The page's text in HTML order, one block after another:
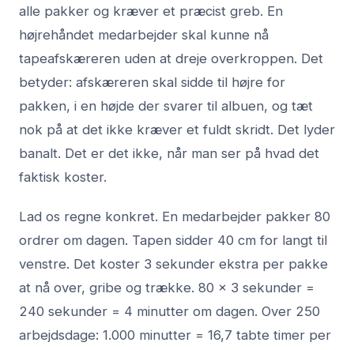
alle pakker og kræver et præcist greb. En
højrehåndet medarbejder skal kunne nå
tapeafskæreren uden at dreje overkroppen. Det
betyder: afskæreren skal sidde til højre for
pakken, i en højde der svarer til albuen, og tæt
nok på at det ikke kræver et fuldt skridt. Det lyder
banalt. Det er det ikke, når man ser på hvad det
faktisk koster.
Lad os regne konkret. En medarbejder pakker 80
ordrer om dagen. Tapen sidder 40 cm for langt til
venstre. Det koster 3 sekunder ekstra per pakke
at nå over, gribe og trække. 80 x 3 sekunder =
240 sekunder = 4 minutter om dagen. Over 250
arbejdsdage: 1.000 minutter = 16,7 tabte timer per